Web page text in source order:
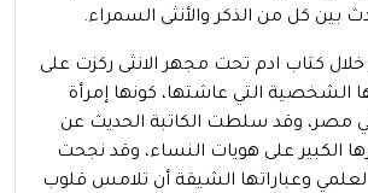
بين كل من الذكر والأنثى السمراء.
خلال كتاب ادم تحت مجهر الانثى ركزت على
الشخصية التي عاشتها، كونها إمرأة
وقد سلطت الكاتبة الحديث عن
الكبير على هويات النساء، وقد نجحت
العلمي وعباراتها الشيقة أن تلامس قلوب